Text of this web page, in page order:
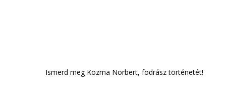
Ismerd meg Kozma Norbert, fodrász történetét!